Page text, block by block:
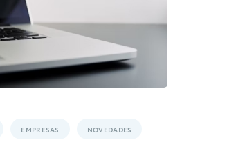
EMPRESAS NOVEDADES